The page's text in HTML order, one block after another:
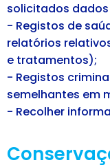
solicitados dados
- Registos de
relatórios
e tratamentos);
- Registos
semelhantes em
- Recolher